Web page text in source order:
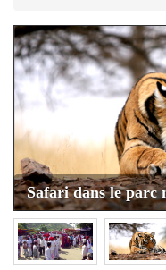
Safari dans le parc